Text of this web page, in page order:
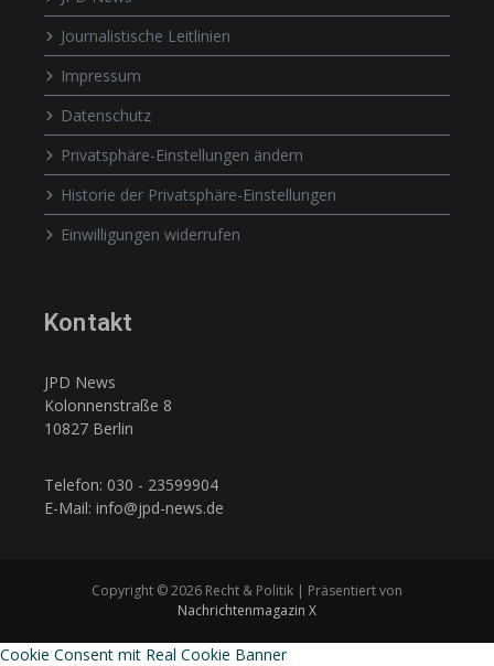
Journalistische Leitlinien
Impressum
Datenschutz
Privatsphäre-Einstellungen ändern
Historie der Privatsphäre-Einstellungen
Einwilligungen widerrufen
Kontakt
JPD News
Kolonnenstraße 8
10827 Berlin
Telefon: 030 - 23599904
E-Mail: info@jpd-news.de
Copyright © 2026 Recht & Politik | Präsentiert von
Nachrichtenmagazin X
Cookie Consent mit Real Cookie Banner